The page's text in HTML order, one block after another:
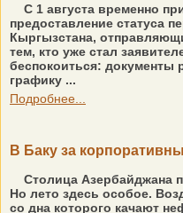
С 1 августа временно
предоставление статуса
Кыргызстана,
тем, кто уже стал
беспокоиться: документы
графику ...
Подробнее...
В Баку за
Столица Азербайджана
Но лето здесь особое.
со дна которого качают